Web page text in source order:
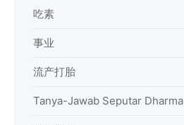
吃素
事业
流产打胎
Tanya-Jawab Seputar Dharma